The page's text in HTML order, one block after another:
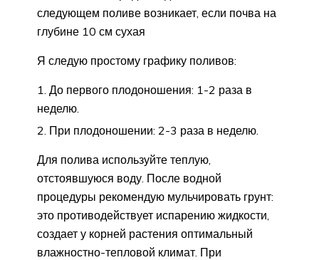
следующем поливе возникает, если почва на
глубине 10 см сухая
Я следую простому графику поливов:
До первого плодоношения: 1-2 раза в
неделю.
При плодоношении: 2-3 раза в неделю.
Для полива используйте теплую,
отстоявшуюся воду. После водной
процедуры рекомендую мульчировать грунт:
это противодействует испарению жидкости,
создает у корней растения оптимальный
влажностно-тепловой климат. При